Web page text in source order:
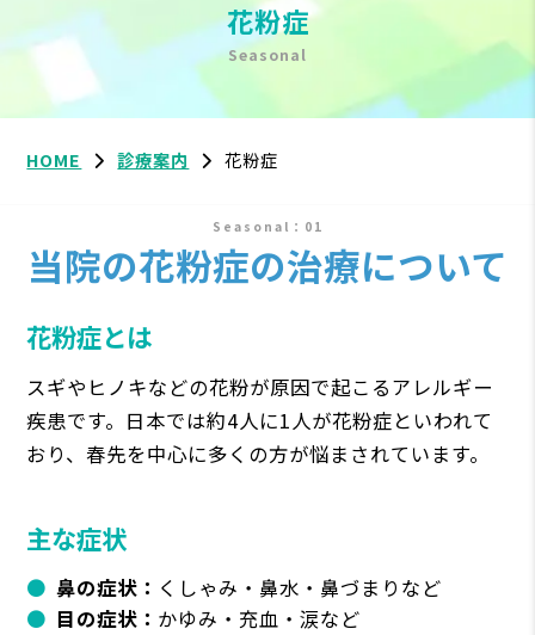
花粉症
Seasonal
HOME 診療案内 花粉症
Seasonal
当院の花粉症の治療について
花粉症とは
スギやヒノキなどの花粉が原因で起こるアレルギー
疾患です。日本では約4人に1人が花粉症といわれて
おり、春先を中心に多くの方が悩まされています。
主な症状
鼻の症状： くしゃみ・鼻水・鼻づまりなど
目の症状： かゆみ・充血・涙など